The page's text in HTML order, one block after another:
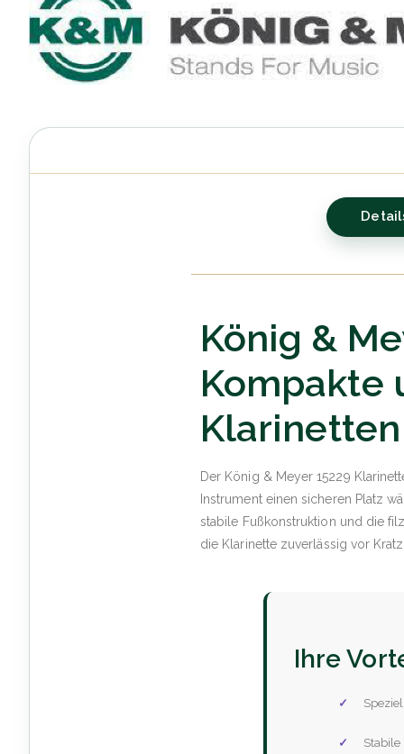
König &
Kompakte
Klarinetten
Der König & Meyer 15229
Instrument einen sicheren Platz
stabile Fußkonstruktion und die
die Klarinette zuverlässig vor
Ihre